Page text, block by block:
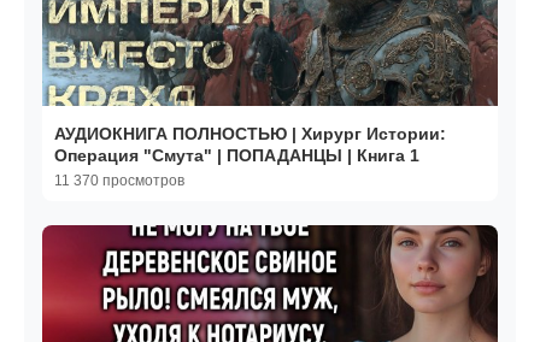
АУДИОКНИГА ПОЛНОСТЬЮ | Хирург Истории:
Операция "Смута" | ПОПАДАНЦЫ | Книга 1
11 370 просмотров